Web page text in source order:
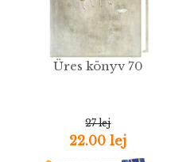
Üres könyv 70
27 lej
22.00 lej